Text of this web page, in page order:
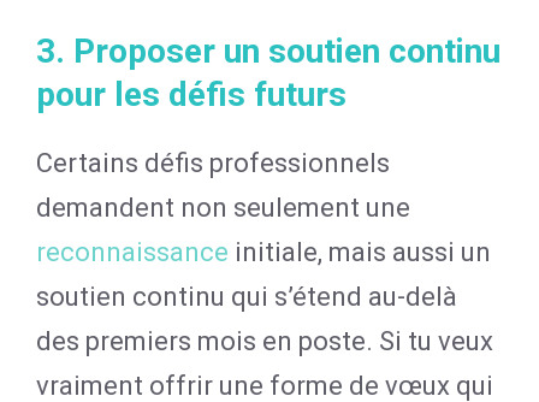
3. Proposer un soutien continu
pour les défis futurs
Certains défis professionnels
demandent non seulement une
reconnaissance initiale, mais aussi un
soutien continu qui s’étend au-delà
des premiers mois en poste. Si tu veux
vraiment offrir une forme de vœux qui